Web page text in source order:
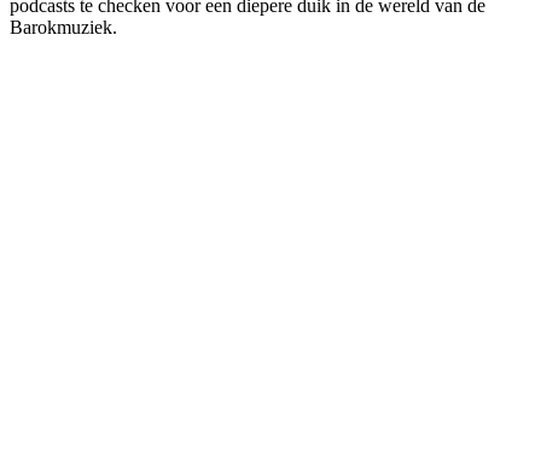
podcasts te checken voor een diepere duik in de wereld van de
Barokmuziek.